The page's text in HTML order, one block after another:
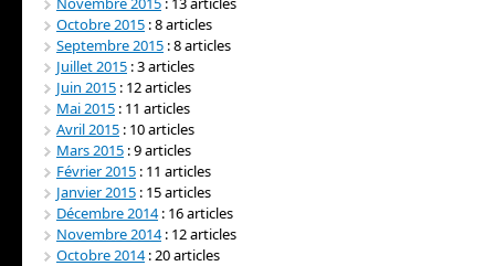
Octobre 2015 : 8 articles
Septembre 2015 : 8 articles
Juillet 2015 : 3 articles
Juin 2015 : 12 articles
Mai 2015 : 11 articles
Avril 2015 : 10 articles
Mars 2015 : 9 articles
Février 2015 : 11 articles
Janvier 2015 : 15 articles
Décembre 2014: 16 articles
Novembre 2014: 12 articles
Octobre 2014: 20 articles